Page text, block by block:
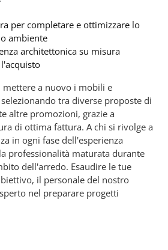
per completare e ottimizzare lo
ambiente
architettonica su misura
a nuovo i mobili e
tra diverse proposte di
altre promozioni, grazie a
di ottima fattura. A chi si rivolge a
in ogni fase dell'esperienza
professionalità maturata durante
dell'arredo. Esaudire le tue
il personale del nostro
nel preparare progetti